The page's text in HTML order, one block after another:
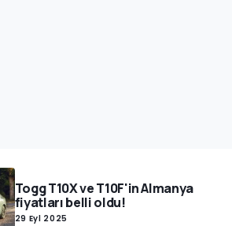
Togg T10X ve T10F'in Almanya
fiyatları belli oldu!
29 Eyl 2025